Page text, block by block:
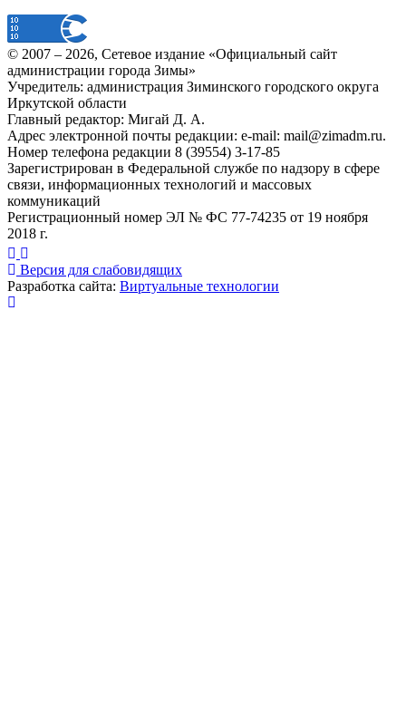
© 2007 – 2026, Сетевое издание «Официальный сайт
администрации города Зимы»
Учредитель: администрация Зиминского городского округа
Иркутской области
Главный редактор: Мигай Д. А.
Адрес электронной почты редакции: e-mail: mail@zimadm.ru.
Номер телефона редакции 8 (39554) 3-17-85
Зарегистрирован в Федеральной службе по надзору в сфере
связи, информационных технологий и массовых
коммуникаций
Регистрационный номер ЭЛ № ФС 77-74235 от 19 ноября
2018 г.
Версия для слабовидящих
Разработка сайта: Виртуальные технологии